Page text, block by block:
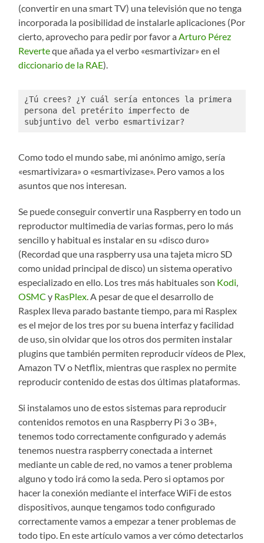
(convertir en una smart TV) una televisión que no tenga
incorporada la posibilidad de instalarle aplicaciones (Por
cierto, aprovecho para pedir por favor a Arturo Pérez
Reverteque añada ya el verbo «esmartivizar» en el
diccionario de la RAE).
¿Tú crees? ¿Y cuál sería entonces la primera
persona del pretérito imperfecto de
subjuntivo del verbo esmartivizar?
Como todo el mundo sabe, mi anónimo amigo, sería
«esmartivizara» o «esmartivizase». Pero vamos a los
asuntos que nos interesan.
Se puede conseguir convertir una Raspberry en todo un
reproductor multimedia de varias formas, pero lo más
sencillo y habitual es instalar en su «disco duro»
(Recordad que una raspberry usa una tajeta micro SD
como unidad principal de disco) un sistema operativo
especializado en ello. Los tres más habituales son Kodi,
OSMC y RasPlex. A pesar de que el desarrollo de
Rasplex lleva parado bastante tiempo, para mi Rasplex
es el mejor de los tres por su buena interfaz y facilidad
de uso, sin olvidar que los otros dos permiten instalar
plugins que también permiten reproducir vídeos de Plex,
Amazon TV o Netflix, mientras que rasplex no permite
reproducir contenido de estas dos últimas plataformas.
Si instalamos uno de estos sistemas para reproducir
contenidos remotos en una Raspberry Pi 3 o 3B+,
tenemos todo correctamente configurado y además
tenemos nuestra raspberry conectada a internet
mediante un cable de red, no vamos a tener problema
alguno y todo irá como la seda. Pero si optamos por
hacer la conexión mediante el interface WiFi de estos
dispositivos, aunque tengamos todo configurado
correctamente vamos a empezar a tener problemas de
todo tipo. En este artículo vamos a ver cómo detectarlos